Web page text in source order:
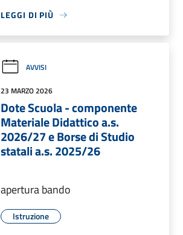
LEGGI DI PIÙ
AVVISI
23 MARZO 2026
Dote Scuola - componente
Materiale Didattico a.s.
2026/27 e Borse di Studio
statali a.s. 2025/26
apertura bando
Istruzione